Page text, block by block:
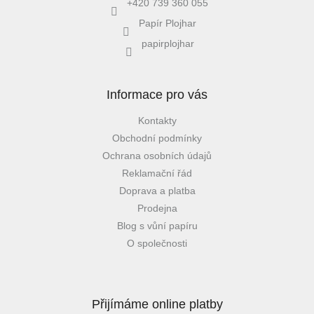
+420 739 360 055
Papír Plojhar
papirplojhar
Informace pro vás
Kontakty
Obchodní podmínky
Ochrana osobních údajů
Reklamační řád
Doprava a platba
Prodejna
Blog s vůní papíru
O společnosti
Přijímáme online platby